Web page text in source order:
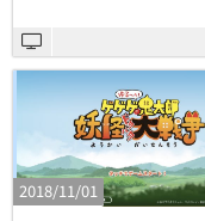
2018/11/01